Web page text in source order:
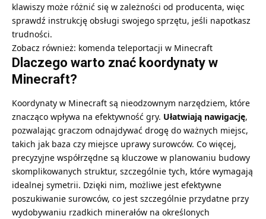
klawiszy może różnić się w zależności od producenta, więc
sprawdź instrukcję obsługi swojego sprzętu, jeśli napotkasz
trudności.
Zobacz również: komenda teleportacji w Minecraft
Dlaczego warto znać koordynaty w
Minecraft?
Koordynaty w Minecraft są nieodzownym narzędziem, które
znacząco wpływa na efektywność gry. Ułatwiają nawigację,
pozwalając graczom odnajdywać drogę do ważnych miejsc,
takich jak baza czy miejsce uprawy surowców. Co więcej,
precyzyjne współrzędne są kluczowe w planowaniu budowy
skomplikowanych struktur, szczególnie tych, które wymagają
idealnej symetrii. Dzięki nim, możliwe jest efektywne
poszukiwanie surowców, co jest szczególnie przydatne przy
wydobywaniu rzadkich minerałów na określonych